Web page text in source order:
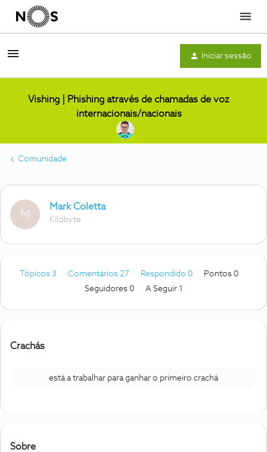
Menu
Iniciar sessão
Vishing | Phishing através de chamadas de voz
internacionais/nacionais
Comunidade
M
Mark Coletta
Kilobyte
Tópicos 3 Comentários 27 Respondido 0
Pontos 0
Seguidores 0 A Seguir 1
Crachás
está a trabalhar para ganhar o primeiro crachá
Sobre